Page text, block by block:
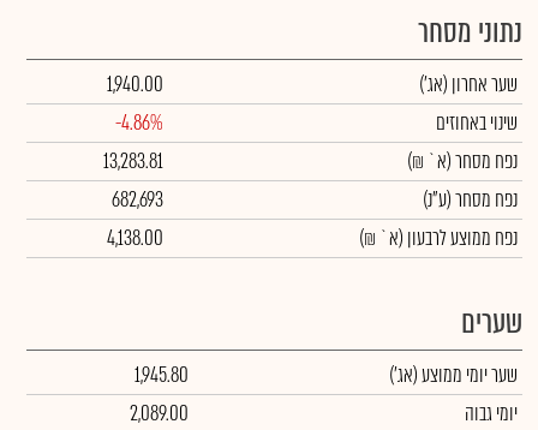
נתוני מסחר
שער אחרון (אג')
1,940.00
שינוי באחוזים
-4.86%
נפח מסחר(א` ₪)
13,283.81
נפח מסחר(ע"נ)
682,693
נפח ממוצע לרבעון (א` ₪)
4,138.00
שערים
שער יומי ממוצע(אג')
1,945.80
יומי גבוה
2,089.00